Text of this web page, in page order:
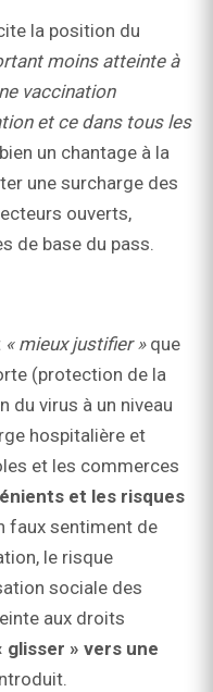
la position du
moins atteinte à
vaccination
et ce dans tous les
un chantage à la
une surcharge des
ouverts,
de base du pass.
« mieuxjustifier »que
(protection de la
du virus à un niveau
hospitalière et
et les commerces
et les risques
faux sentiment de
le risque
sociale des
aux droits
glisser » vers une